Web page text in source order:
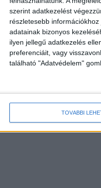
szerint adatkezelést
részletesebb
adatainak bizonyos
ilyen jellegű adatkezelés
preferenciáit, vagy
található "Adatvédelem"
TOVÁBBI
magával egy családi
mire én így szóltam
otthon az